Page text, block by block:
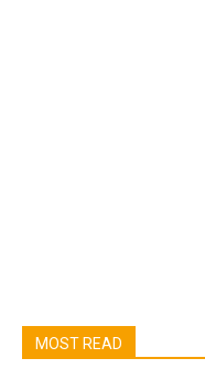
MOST READ